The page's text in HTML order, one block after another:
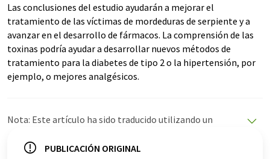
Las conclusiones del estudio ayudarán a mejorar el
tratamiento de las víctimas de mordeduras de serpiente y a
avanzar en el desarrollo de fármacos. La comprensión de las
toxinas podría ayudar a desarrollar nuevos métodos de
tratamiento para la diabetes de tipo 2 o la hipertensión, por
ejemplo, o mejores analgésicos.
Nota: Este artículo ha sido traducido utilizando un
ofrece estas traducciones automáticas para presentar
PUBLICACIÓN ORIGINAL